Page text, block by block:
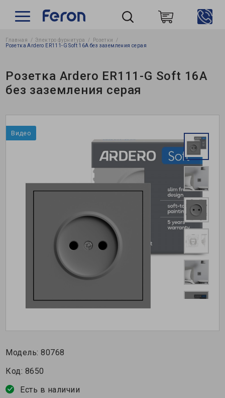
Главная Электро фурнитура
Розетки
Розетка Ardero ER111-G Soft 16А без заземления серая
Розетка Ardero ER111-G Soft 16А
без заземления серая
Видео
Модель:80768
Код: 8650
Есть в наличии